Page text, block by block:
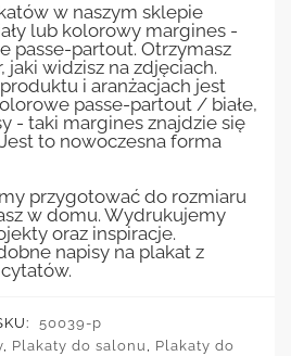
w naszym sklepie
lub kolorowy margines -
passe-partout. Otrzymasz
jaki widzisz na zdjęciach.
i aranżacjach jest
passe-partout / białe,
- taki margines znajdzie się
to nowoczesna forma
przygotować do rozmiaru
w domu. Wydrukujemy
oraz inspiracje.
napisy na plakat z
50039-p
, Plakaty do salonu , Plakaty do